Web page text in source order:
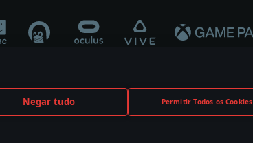
Negar tudo Permitir Todos os Cookies
patrocínio ou aval do respetivo construtor.
owners.